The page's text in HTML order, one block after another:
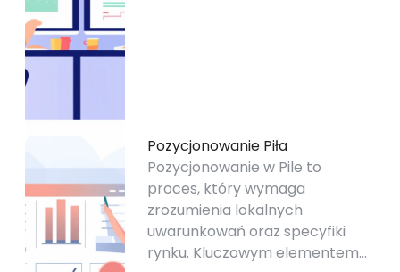
Pozycjonowanie Piła
Pozycjonowanie w Pile to
proces, który wymaga
zrozumienia lokalnych
uwarunkowań oraz specyfiki
rynku. Kluczowym elementem…